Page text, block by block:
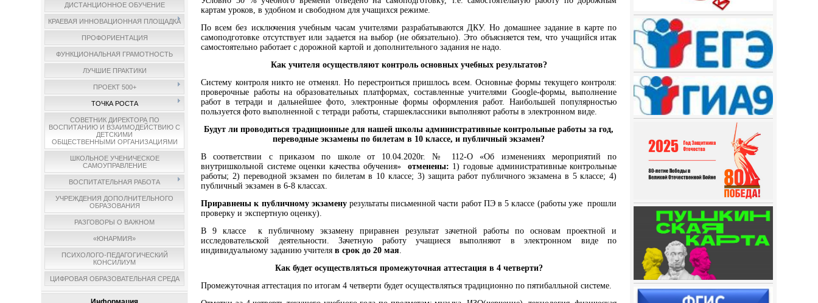
ДИСТАНЦИОННОЕ ОБУЧЕНИЕ
КРАЕВАЯ ИННОВАЦИОННАЯ ПЛОЩАДКА
ПРОФОРИЕНТАЦИЯ
ФУНКЦИОНАЛЬНАЯ ГРАМОТНОСТЬ
ЛУЧШИЕ ПРАКТИКИ
ПРОЕКТ 500+
ТОЧКА РОСТА
СОВЕТНИК ДИРЕКТОРА ПО
ВОСПИТАНИЮ И ВЗАИМОДЕЙСТВИЮ С
ДЕТСКИМИ
ОБЩЕСТВЕННЫМИ ОРГАНИЗАЦИЯМИ
ШКОЛЬНОЕ УЧЕНИЧЕСКОЕ
САМОУПРАВЛЕНИЕ
ВОСПИТАТЕЛЬНАЯ РАБОТА
УЧРЕЖДЕНИЯ ДОПОЛНИТЕЛЬНОГО
ОБРАЗОВАНИЯ
РАЗГОВОРЫ О ВАЖНОМ
«ЮНАРМИЯ»
ПСИХОЛОГО-ПЕДАГОГИЧЕСКИЙ
КОНСИЛИУМ
ЦИФРОВАЯ ОБРАЗОВАТЕЛЬНАЯ СРЕДА
картам уроков, в удобном и свободном для учащихся режиме.
По всем без исключения учебным часам учителями разрабатываются ДКУ. Но домашнее задание в карте по
самоподготовке отсутствует или задается на выбор (не обязательно). Это объясняется тем, что учащийся итак
самостоятельно работает с дорожной картой и дополнительного задания не надо.
Как учителя осуществляют контроль основных учебных результатов?
Систему контроля никто не отменял. Но перестроиться пришлось всем. Основные формы текущего контроля:
проверочные работы на образовательных платформах, составленные учителями Google-формы, выполнение
работ в тетради и дальнейшее фото, электронные формы оформления работ. Наибольшей популярностью
пользуется фото выполненной с тетради работы, старшеклассники выполняют работы в электронном виде.
Будут ли проводиться традиционные для нашей школы административные контрольные работы за год,
переводные экзамены по билетам в 10 классе, и публичный экзамен?
В соответствии с приказом по школе от 10.04.2020г. № 112-О «Об изменениях мероприятий по
внутришкольной системе оценки качества обучения» отменены: 1) годовые административные контрольные
работы; 2) переводной экзамен по билетам в 10 классе; 3) защита работ публичного экзамена в 5 классе; 4)
публичный экзамен в 6-8 классах.
Приравнены к публичному экзаменурезультаты письменной части работ ПЭ в 5 классе (работы уже прошли
проверку и экспертную оценку).
В 9 классе к публичному экзамену приравнен результат зачетной работы по основам проектной и
исследовательской деятельности. Зачетную работу учащиеся выполняют в электронном виде по
индивидуальному заданию учителяв срок до 20 мая
Как будет осуществляться промежуточная аттестация в 4 четверти?
Промежуточная аттестация по итогам 4 четверти будет осуществляться традиционно по пятибалльной системе.